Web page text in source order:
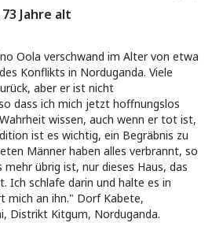
Jahre alt
Oola verschwand im Alter von etwa
Konflikts in Norduganda. Viele
aber er ist nicht
dass ich mich jetzt hoffnungslos
wissen, auch wenn er tot ist,
ist es wichtig, ein Begräbnis zu
Männer haben alles verbrannt, so
übrig ist, nur dieses Haus, das
Ich schlafe darin und halte es in
mich an ihn." Dorf Kabete,
Distrikt Kitgum, Norduganda.